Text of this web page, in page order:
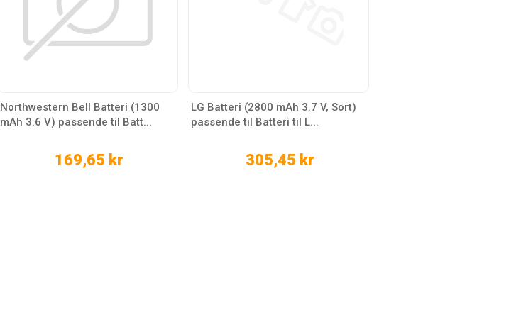
Northwestern Bell Batteri (1300
mAh 3.6 V) passende til Batt...
169,65 kr
LG Batteri (2800 mAh 3.7 V, Sort)
passende til Batteri til L...
305,45 kr